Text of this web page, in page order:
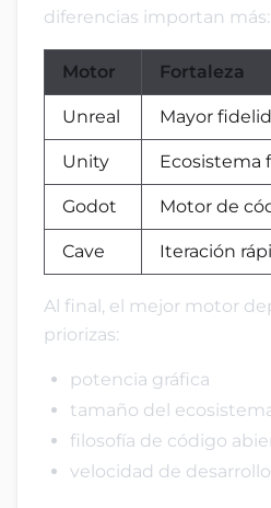
diferencias importan más:
Motor Fortaleza
Unreal Mayor
Unity Ecosistema
Godot Motor de
Cave Iteración
Al final, el mejor motor
priorizas:
potencia gráfica
tamaño del
filosofía de código
velocidad de desarrollo